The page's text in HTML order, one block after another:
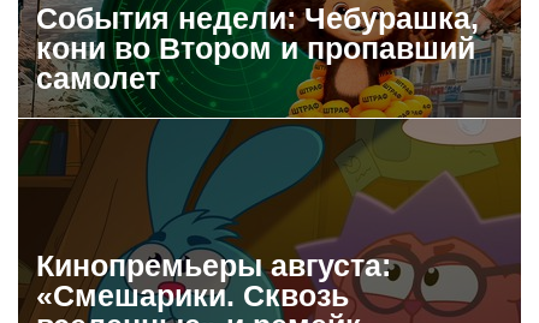
События недели: Чебурашка,
кони во Втором и пропавший
самолет
Кинопремьеры августа:
«Смешарики. Сквозь